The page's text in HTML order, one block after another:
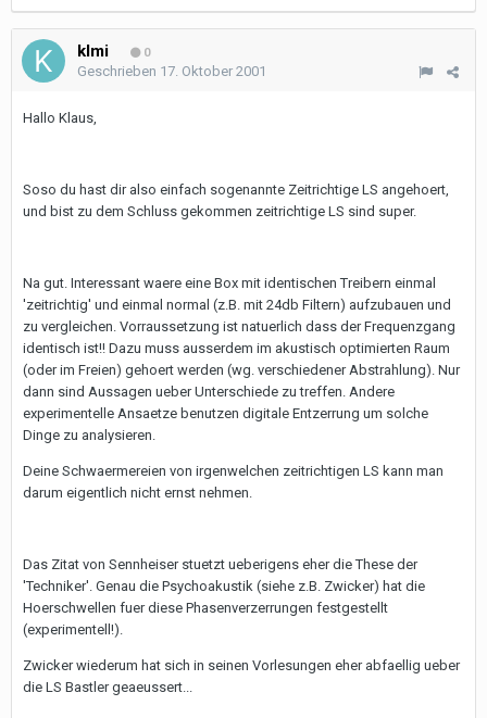
klmi 0
Geschrieben 17. Oktober 2001
Hallo Klaus,
Soso du hast dir also einfach sogenannte Zeitrichtige LS angehoert,
und bist zu dem Schluss gekommen zeitrichtige LS sind super.
Na gut. Interessant waere eine Box mit identischen Treibern einmal
'zeitrichtig' und einmal normal (z.B. mit 24db Filtern) aufzubauen und
zu vergleichen. Vorraussetzung ist natuerlich dass der Frequenzgang
identisch ist!! Dazu muss ausserdem im akustisch optimierten Raum
(oder im Freien) gehoert werden (wg. verschiedener Abstrahlung). Nur
dann sind Aussagen ueber Unterschiede zu treffen. Andere
experimentelle Ansaetze benutzen digitale Entzerrung um solche
Dinge zu analysieren.
Deine Schwaermereien von irgenwelchen zeitrichtigen LS kann man
darum eigentlich nicht ernst nehmen.
Das Zitat von Sennheiser stuetzt ueberigens eher die These der
'Techniker'. Genau die Psychoakustik (siehe z.B. Zwicker) hat die
Hoerschwellen fuer diese Phasenverzerrungen festgestellt
(experimentell!).
Zwicker wiederum hat sich in seinen Vorlesungen eher abfaellig ueber
die LS Bastler geaeussert...